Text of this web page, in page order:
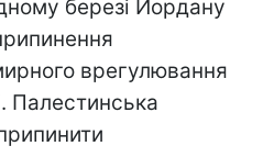
березі Йордану
врегулювання
Палестинська